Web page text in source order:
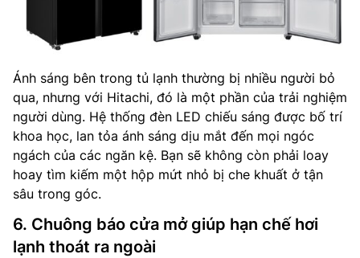
Ánh sáng bên trong tủ lạnh thường bị nhiều người bỏ
qua, nhưng với Hitachi, đó là một phần của trải nghiệm
người dùng. Hệ thống đèn LED chiếu sáng được bố trí
khoa học, lan tỏa ánh sáng dịu mắt đến mọi ngóc
ngách của các ngăn kệ. Bạn sẽ không còn phải loay
hoay tìm kiếm một hộp mứt nhỏ bị che khuất ở tận
sâu trong góc.
6. Chuông báo cửa mở giúp hạn chế hơi
lạnh thoát ra ngoài